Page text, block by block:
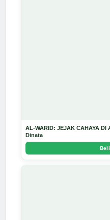
AL-WARID: JEJAK CAHAYA DI
Dinata